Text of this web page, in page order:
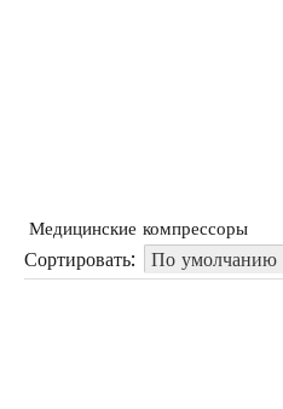
Медицинские компрессоры
Сортировать: